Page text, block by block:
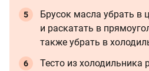
Брусок масла убрать в
и раскатать в
также убрать в
Тесто из холодильника